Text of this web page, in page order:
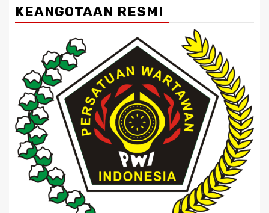
KEANGOTAAN RESMI